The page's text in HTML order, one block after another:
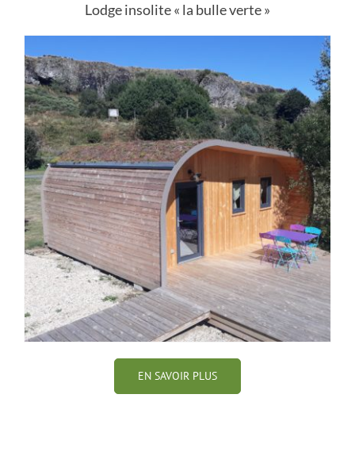
Lodge insolite « la bulle verte »
EN SAVOIR PLUS